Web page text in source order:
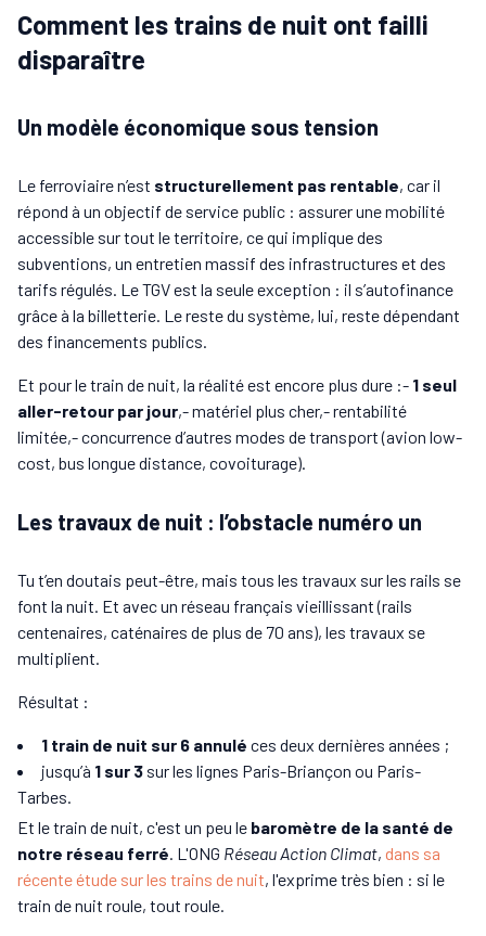
Comment les trains de nuit ont failli
disparaître
Un modèle économique sous tension
Le ferroviaire n’est structurellement pas rentable, car il
répond à un objectif de service public : assurer une mobilité
accessible sur tout le territoire, ce qui implique des
subventions, un entretien massif des infrastructures et des
tarifs régulés. Le TGV est la seule exception : il s’autofinance
grâce à la billetterie. Le reste du système, lui, reste dépendant
des financements publics.
Et pour le train de nuit, la réalité est encore plus dure :- 1 seul
aller-retour par jour,- matériel plus cher,- rentabilité
limitée,- concurrence d’autres modes de transport (avion low-
cost, bus longue distance, covoiturage).
Les travaux de nuit : l’obstacle numéro un
Tu t’en doutais peut-être, mais tous les travaux sur les rails se
font la nuit. Et avec un réseau français vieillissant (rails
centenaires, caténaires de plus de 70 ans), les travaux se
multiplient.
Résultat :
1 train de nuit sur 6 annulé ces deux dernières années ;
jusqu’à 1 sur 3 sur les lignes Paris-Briançon ou Paris-
Tarbes.
Et le train de nuit, c'est un peu le baromètre de la santé de
notre réseau ferré . L'ONG Réseau Action Climat, dans sa
récente étude sur les trains de nuit, l'exprime très bien : si le
train de nuit roule, tout roule.